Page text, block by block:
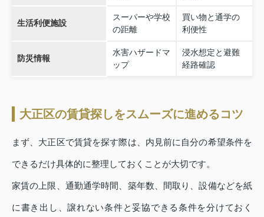
生活利便施設
スーパーや学校
の距離
買い物と通学の
利便性
防災情報
水害ハザードマ
ップ
浸水想定と避難
経路確認
大正区の賃貸探しをスムーズに進めるコツ
まず、大正区で賃貸を探す際は、内見前に自分の希望条件を
できるだけ具体的に整理しておくことが大切です。
家賃の上限、通勤通学時間、築年数、間取り、設備などを紙
に書き出し、譲れない条件と妥協できる条件を分けておく